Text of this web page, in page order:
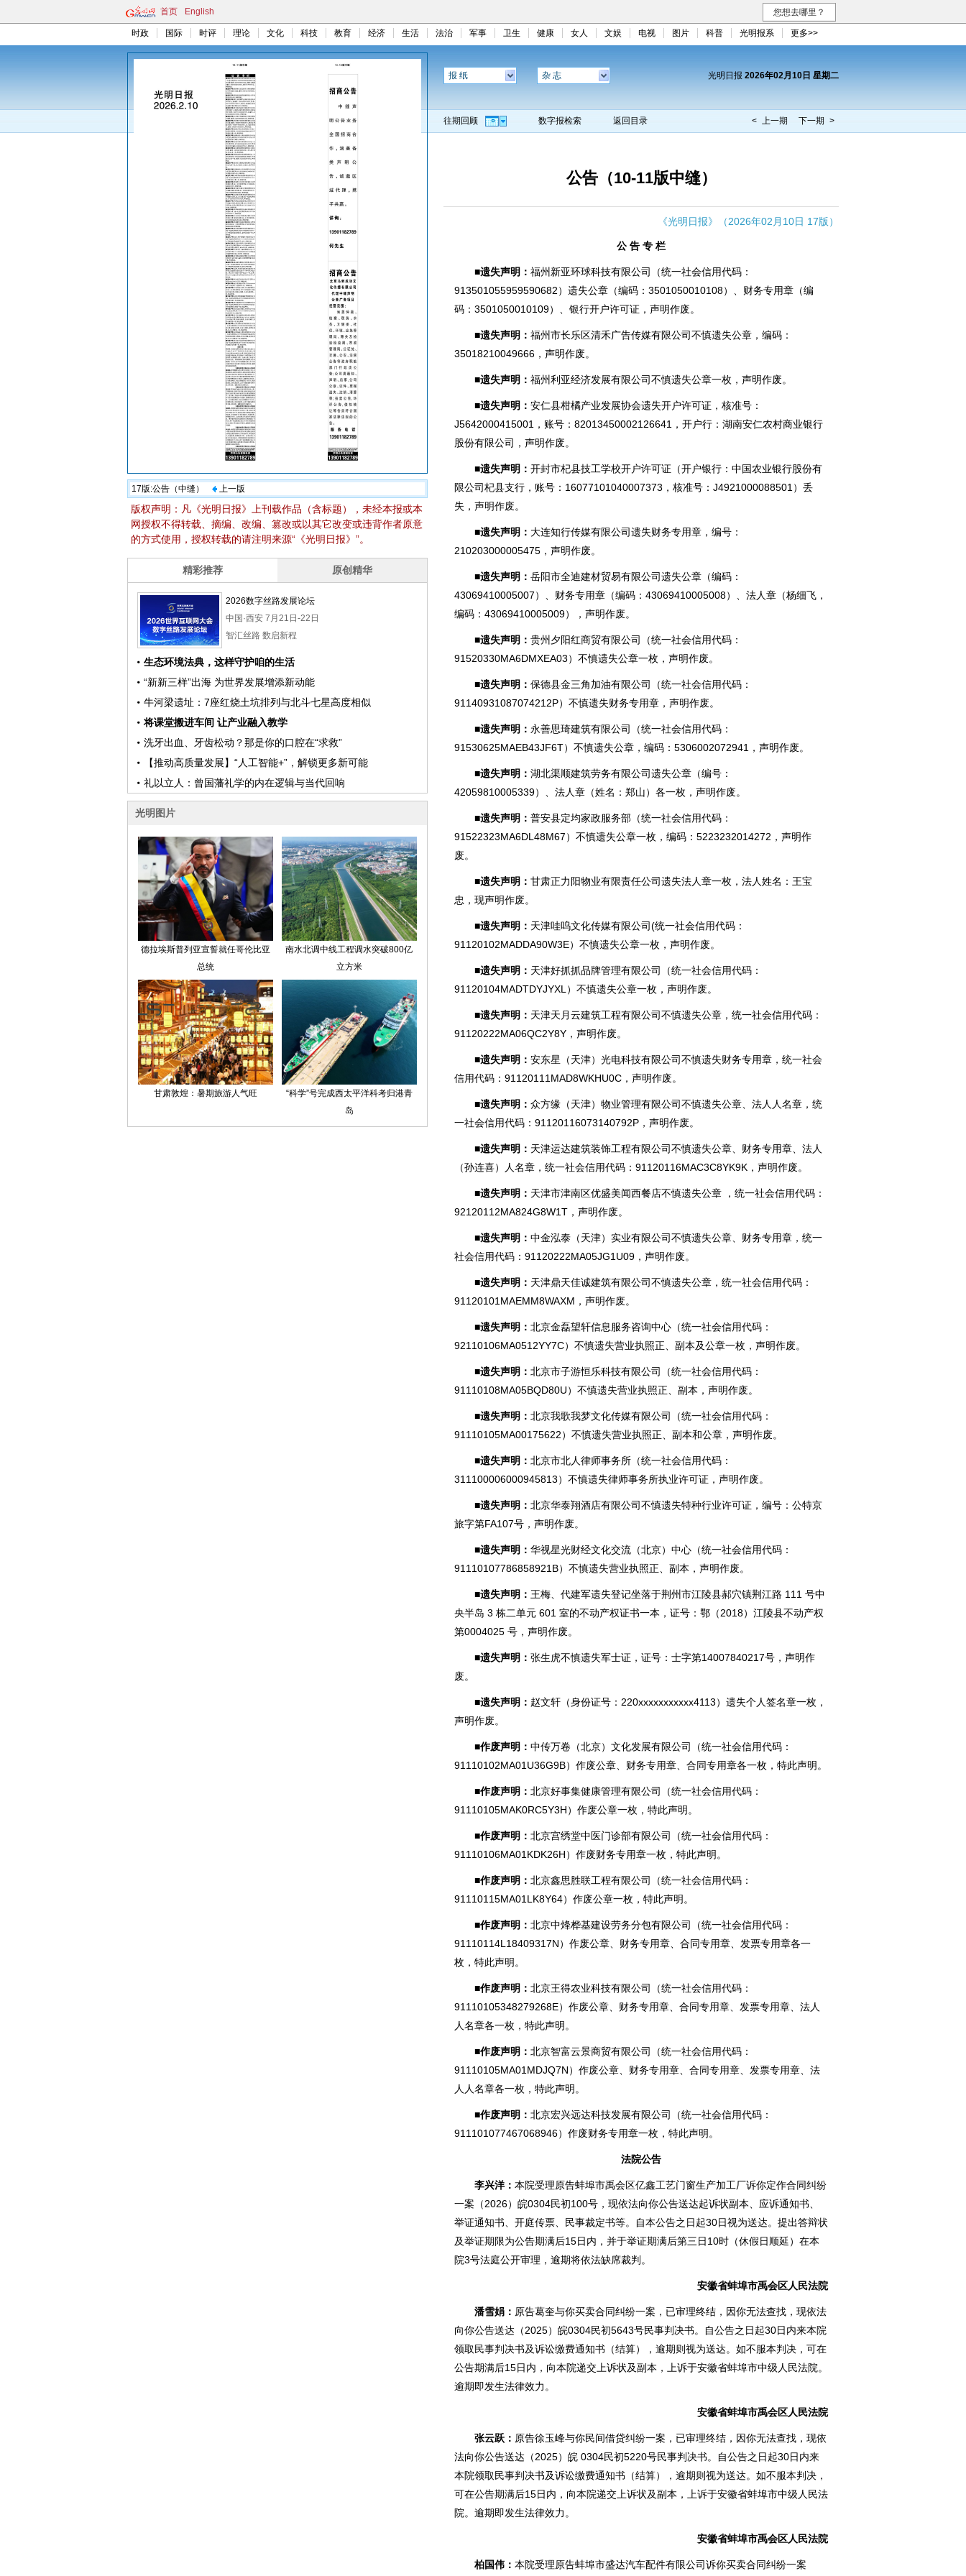
首页 English 您想去哪里？
时政 国际 时评 理论 文化 科技 教育 经济 生活 法治 军事 卫生 健康 女人 文娱 电视 图片 科普 光明报系 更多>>
17版:公告（中缝） 上一版
版权声明：凡《光明日报》上刊载作品（含标题），未经本报或本
网授权不得转载、摘编、改编、篡改或以其它改变或违背作者原意
的方式使用，授权转载的请注明来源“《光明日报》”。
报 纸 杂 志 光明日报 2026年02月10日 星期二
往期回顾 数字报检索 返回目录 < 上一期 下一期 >
公告（10-11版中缝）
《光明日报》（2026年02月10日 17版）
公 告 专 栏
■遗失声明： 福州新亚环球科技有限公司（统一社会信用代码：
913501055959590682）遗失公章（编码：3501050010108）、财务专用章（编
码：3501050010109）、银行开户许可证，声明作废。
■遗失声明： 福州市长乐区清禾广告传媒有限公司不慎遗失公章，编码：
35018210049666，声明作废。
■遗失声明： 福州利亚经济发展有限公司不慎遗失公章一枚，声明作废。
■遗失声明： 安仁县柑橘产业发展协会遗失开户许可证，核准号：
J5642000415001，账号：82013450002126641，开户行：湖南安仁农村商业银行
股份有限公司，声明作废。
■遗失声明： 开封市杞县技工学校开户许可证（开户银行：中国农业银行股份有
限公司杞县支行，账号：16077101040007373，核准号：J4921000088501）丢
失，声明作废。
■遗失声明： 大连知行传媒有限公司遗失财务专用章，编号：
210203000005475，声明作废。
■遗失声明： 岳阳市全迪建材贸易有限公司遗失公章（编码：
43069410005007）、财务专用章（编码：43069410005008）、法人章（杨细飞，
编码：43069410005009），声明作废。
■遗失声明： 贵州夕阳红商贸有限公司（统一社会信用代码：
91520330MA6DMXEA03）不慎遗失公章一枚，声明作废。
■遗失声明： 保德县金三角加油有限公司（统一社会信用代码：
91140931087074212P）不慎遗失财务专用章，声明作废。
■遗失声明： 永善思琦建筑有限公司（统一社会信用代码：
91530625MAEB43JF6T）不慎遗失公章，编码：5306002072941，声明作废。
■遗失声明： 湖北渠顺建筑劳务有限公司遗失公章（编号：
42059810005339）、法人章（姓名：郑山）各一枚，声明作废。
■遗失声明： 普安县定均家政服务部（统一社会信用代码：
91522323MA6DL48M67）不慎遗失公章一枚，编码：5223232014272，声明作
废。
■遗失声明： 甘肃正力阳物业有限责任公司遗失法人章一枚，法人姓名：王宝
忠，现声明作废。
■遗失声明： 天津哇呜文化传媒有限公司(统一社会信用代码：
91120102MADDA90W3E）不慎遗失公章一枚，声明作废。
■遗失声明： 天津好抓抓品牌管理有限公司（统一社会信用代码：
91120104MADTDYJYXL）不慎遗失公章一枚，声明作废。
■遗失声明： 天津天月云建筑工程有限公司不慎遗失公章，统一社会信用代码：
91120222MA06QC2Y8Y，声明作废。
■遗失声明： 安东星（天津）光电科技有限公司不慎遗失财务专用章，统一社会
信用代码：91 120111MAD8WKHU0C，声明作废。
■遗失声明： 众方缘（天津）物业管理有限公司不慎遗失公章、法人人名章，统
一社会信用代码：91120116073140792P，声明作废。
■遗失声明： 天津运达建筑装饰工程有限公司不慎遗失公章、财务专用章、法人
（孙连喜）人名章，统一社会信用代码：91120116MAC3C8YK9K，声明作废。
■遗失声明： 天津市津南区优盛美闻西餐店不慎遗失公章 ，统一社会信用代码：
92120112MA824G8W1T，声明作废。
■遗失声明： 中金泓泰（天津）实业有限公司不慎遗失公章、财务专用章，统一
社会信用代码：91120222MA05JG1U09，声明作废。
■遗失声明： 天津鼎天佳诚建筑有限公司不慎遗失公章，统一社会信用代码：
91120101MAEMM8WAXM，声明作废。
■遗失声明： 北京金磊望轩信息服务咨询中心（统一社会信用代码：
92110106MA0512YY7C）不慎遗失营业执照正、副本及公章一枚，声明作废。
■遗失声明： 北京市子游恒乐科技有限公司（统一社会信用代码：
91110108MA05BQD80U）不慎遗失营业执照正、副本，声明作废。
■遗失声明： 北京我歌我梦文化传媒有限公司（统一社会信用代码：
91110105MA00175622）不慎遗失营业执照正、副本和公章，声明作废。
■遗失声明： 北京市北人律师事务所（统一社会信用代码：
311100006000945813）不慎遗失律师事务所执业许可证，声明作废。
■遗失声明： 北京华泰翔酒店有限公司不慎遗失特种行业许可证，编号：公特京
旅字第FA107号，声明作废。
■遗失声明： 华视星光财经文化交流（北京）中心（统一社会信用代码：
91110107786858921 B）不慎遗失营业执照正、副本，声明作废。
■遗失声明： 王梅、代建军遗失登记坐落于荆州市江陵县郝穴镇荆江路 111 号中
央半岛 3 栋二单元 601 室的不动产权证书一本，证号：鄂（2018）江陵县不动产权
第0004025 号，声明作废。
■遗失声明： 张生虎不慎遗失军士证，证号：士字第14007840217号，声明作
废。
■遗失声明： 赵文轩（身份证号：220xxxxxxxxxxx4113）遗失个人签名章一枚，
声明作废。
■作废声明： 中传万卷（北京）文化发展有限公司（统一社会信用代码：
91110102MA01U36G9B）作废公章、财务专用章、合同专用章各一枚，特此声明。
■作废声明： 北京好事集健康管理有限公司（统一社会信用代码：
91110105MAK0RC5Y3H）作废公章一枚，特此声明。
■作废声明： 北京宫绣堂中医门诊部有限公司（统一社会信用代码：
91110106MA01KDK26H）作废财务专用章一枚，特此声明。
■作废声明： 北京鑫思胜联工程有限公司（统一社会信用代码：
91110115MA01LK8Y64）作废公章一枚，特此声明。
■作废声明： 北京中烽桦基建设劳务分包有限公司（统一社会信用代码：
91110114L18409317N）作废公章、财务专用章、合同专用章、发票专用章各一
枚，特此声明。
■作废声明： 北京王得农业科技有限公司（统一社会信用代码：
91110105348279268E）作废公章、财务专用章、合同专用章、发票专用章、法人
人名章各一枚，特此声明。
■作废声明： 北京智富云景商贸有限公司（统一社会信用代码：
91110105MA01MDJQ7N）作废公章、财务专用章、合同专用章、发票专用章、法
人人名章各一枚，特此声明。
■作废声明： 北京宏兴远达科技发展有限公司（统一社会信用代码：
911101077467068946）作废财务专用章一枚，特此声明。
法院公告
李兴洋： 本院受理原告蚌埠市禹会区亿鑫工艺门窗生产加工厂诉你定作合同纠纷
一案（2026）皖0304民初100号，现依法向你公告送达起诉状副本、应诉通知书、
举证通知书、开庭传票、民事裁定书等。自本公告之日起30日视为送达。提出答辩状
及举证期限为公告期满后15日内，并于举证期满后第三日10时（休假日顺延）在本
院3号法庭公开审理，逾期将依法缺席裁判。
安徽省蚌埠市禹会区人民法院
潘雪娟： 原告葛奎与你买卖合同纠纷一案，已审理终结，因你无法查找，现依法
向你公告送达（2025）皖0304民初5643号民事判决书。自公告之日起30日内来本院
领取民事判决书及诉讼缴费通知书（结算），逾期则视为送达。如不服本判决，可在
公告期满后15日内，向本院递交上诉状及副本，上诉于安徽省蚌埠市中级人民法院。
逾期即发生法律效力。
安徽省蚌埠市禹会区人民法院
张云跃： 原告徐玉峰与你民间借贷纠纷一案，已审理终结，因你无法查找，现依
法向你公告送达（2025）皖 0304民初5220号民事判决书。自公告之日起30日内来
本院领取民事判决书及诉讼缴费通知书（结算），逾期则视为送达。如不服本判决，
可在公告期满后15日内，向本院递交上诉状及副本，上诉于安徽省蚌埠市中级人民法
院。逾期即发生法律效力。
安徽省蚌埠市禹会区人民法院
柏国伟： 本院受理原告蚌埠市盛达汽车配件有限公司诉你买卖合同纠纷一案